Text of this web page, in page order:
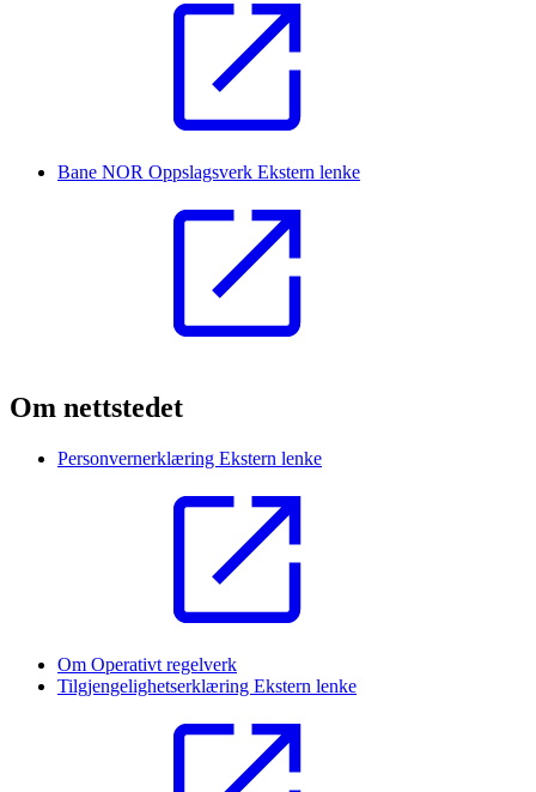
Bane NOR Oppslagsverk Ekstern lenke
Om nettstedet
Personvernerklæring Ekstern lenke
Om Operativt regelverk
Tilgjengelighetserklæring Ekstern lenke